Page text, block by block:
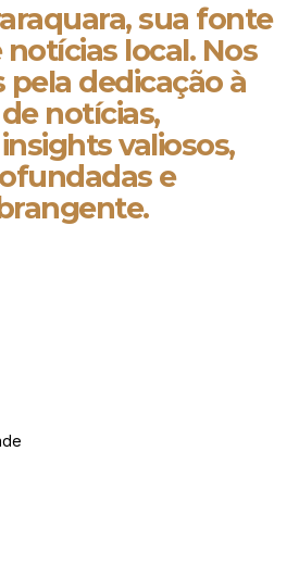
sua fonte
local. Nos
dedicação à
notícias,
valiosos,
e